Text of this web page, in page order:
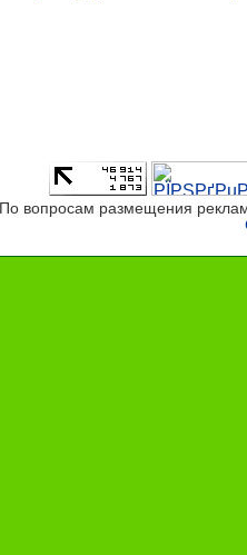
По вопросам размещения